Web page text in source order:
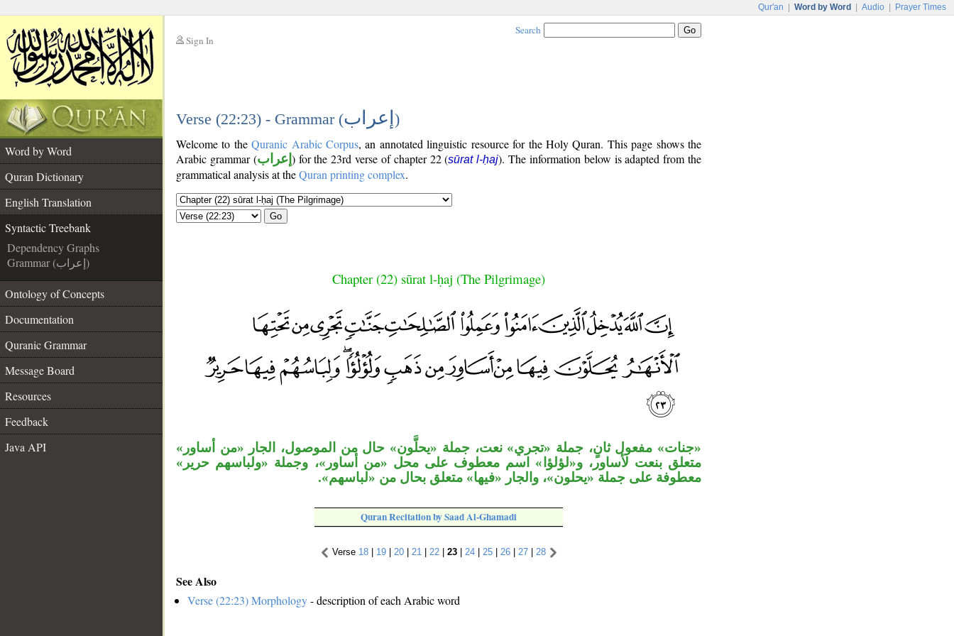
Qur'an Word by Word Audio Prayer Times
Sign In
Search
Verse (22:23) - Grammar (إعراب )
Word by Word
Quran Dictionary
English Translation
Syntactic Treebank
Dependency Graphs
Grammar (إعراب)
Ontology of Concepts
Documentation
Quranic Grammar
Message Board
Resources
Feedback
Java API
Welcome to theQuranic Arabic Corpus, an annotated linguistic resource for the Holy Quran. This page shows the
Arabic grammar (إعراب ) for the 23rd verse of chapter 22 (sūrat l-ḥaj). The information below is adapted from the
grammatical analysis at theQuran printing complex.
Go
Chapter (22) sūrat l-ḥaj (The Pilgrimage)
«جنات» مفعول ثانٍ، جملة «تجري» نعت، جملة «يحلَّون» حال من الموصول، الجار «من أساور»
متعلق بنعت لأساور، و«لؤلؤا» اسم معطوف على محل «من أساور»، وجملة «ولباسهم حرير»
معطوفة على جملة «يحلون»، والجار «فيها» متعلق بحال من «لباسهم».
Quran Recitation by Saad Al-Ghamadi
Verse 18| 19| 20| 21 22| 23| 24| 25| 26| 27| 28
See Also
Verse (22:23) Morphology- description of each Arabic word